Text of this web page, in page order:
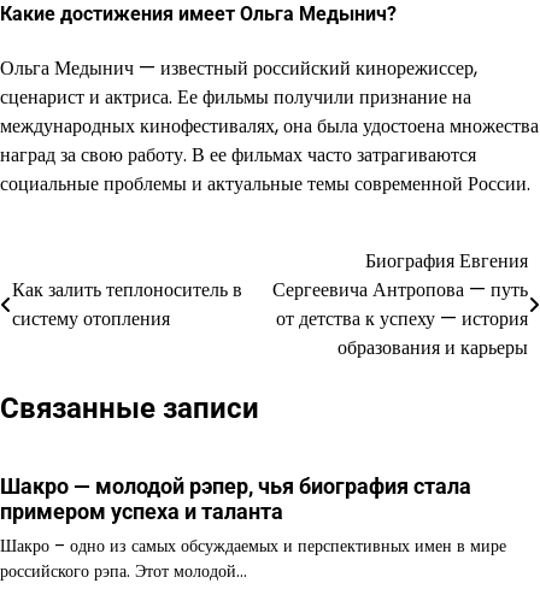
Какие достижения имеет Ольга Медынич?
Ольга Медынич — известный российский кинорежиссер,
сценарист и актриса. Ее фильмы получили признание на
международных кинофестивалях, она была удостоена множества
наград за свою работу. В ее фильмах часто затрагиваются
социальные проблемы и актуальные темы современной России.
по
Как залить теплоноситель в
систему отопления
Биография Евгения
Сергеевича Антропова — путь
от детства к успеху — история
образования и карьеры
Связанные записи
Шакро — молодой рэпер, чья биография стала
примером успеха и таланта
Шакро – одно из самых обсуждаемых и перспективных имен в мире
российского рэпа. Этот молодой…